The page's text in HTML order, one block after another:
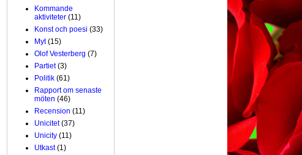
Kommande
aktiviteter (11)
Konst och poesi (33)
Myt (15)
Olof Vesterberg (7)
Partiet (3)
Politik (61)
Rapport om senaste
möten (46)
Recension (11)
Unicitet (37)
Unicity (11)
Utkast (1)